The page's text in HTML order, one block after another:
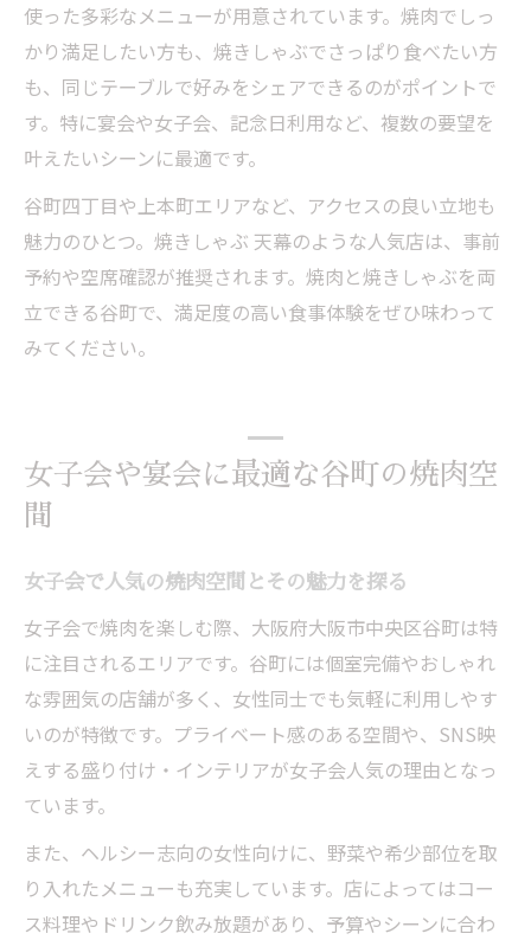
使った多彩なメニューが用意されています。焼肉でしっ
かり満足したい方も、焼きしゃぶでさっぱり食べたい方
も、同じテーブルで好みをシェアできるのがポイントで
す。特に宴会や女子会、記念日利用など、複数の要望を
叶えたいシーンに最適です。
谷町四丁目や上本町エリアなど、アクセスの良い立地も
魅力のひとつ。焼きしゃぶ 天幕のような人気店は、事前
予約や空席確認が推奨されます。焼肉と焼きしゃぶを両
立できる谷町で、満足度の高い食事体験をぜひ味わって
みてください。
女子会や宴会に最適な谷町の焼肉空
間
女子会で人気の焼肉空間とその魅力を探る
女子会で焼肉を楽しむ際、大阪府大阪市中央区谷町は特
に注目されるエリアです。谷町には個室完備やおしゃれ
な雰囲気の店舗が多く、女性同士でも気軽に利用しやす
いのが特徴です。プライベート感のある空間や、SNS映
えする盛り付け・インテリアが女子会人気の理由となっ
ています。
また、ヘルシー志向の女性向けに、野菜や希少部位を取
り入れたメニューも充実しています。店によってはコー
ス料理やドリンク飲み放題があり、予算やシーンに合わ